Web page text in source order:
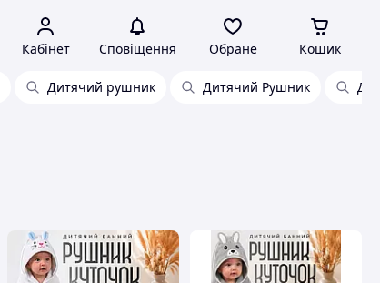
Кабінет Сповіщення Обране Кошик
Дитячий рушник Дитячий Рушник